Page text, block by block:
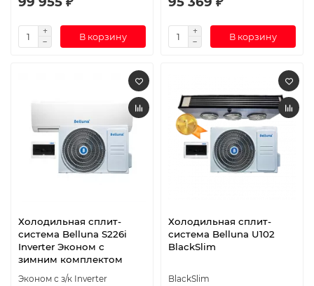
В корзину В корзину
Холодильная сплит-
система Belluna S226i
Inverter Эконом с
зимним комплектом
Эконом с з/к Inverter
Холодильная сплит-
система Belluna U102
BlackSlim
BlackSlim